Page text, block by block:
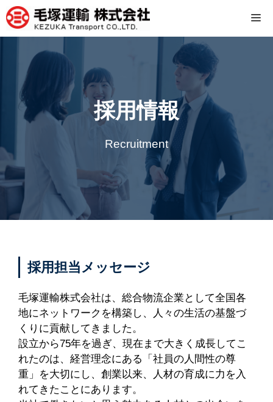
コ
ン
テ
プ
採用情報
Recruitment
採用担当メッセージ
毛塚運輸株式会社は、総合物流企業として全国各
地にネットワークを構築し、人々の生活の基盤づ
くりに貢献してきました。
設立から75年を過ぎ、現在まで大きく成長してこ
れたのは、経営理念にある「社員の人間性の尊
重」を大切にし、創業以来、人材の育成に力を入
れてきたことにあります。